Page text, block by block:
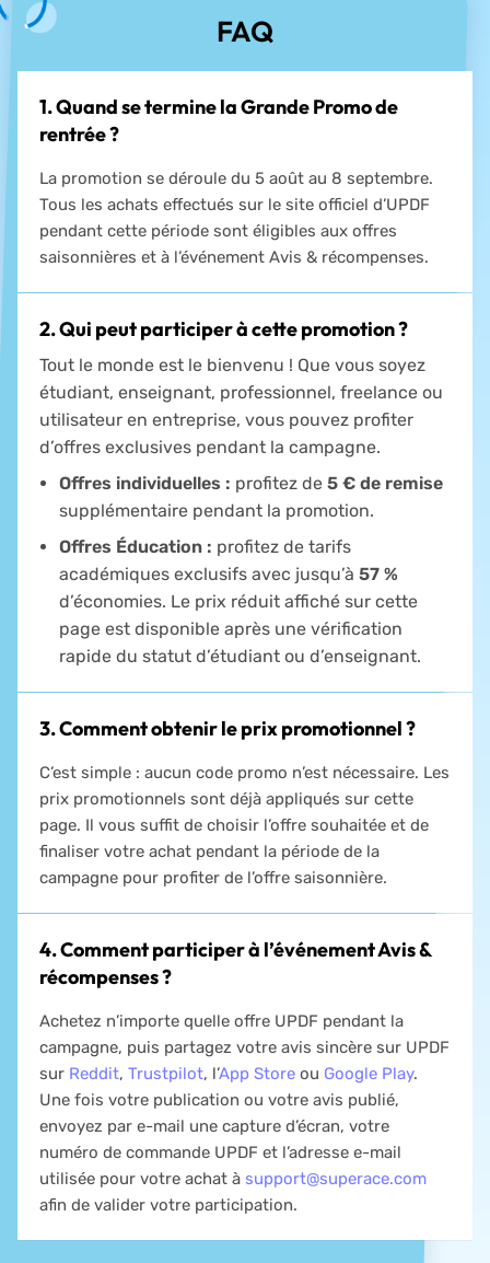
FAQ
1. Quand se termine la Grande Promo de
rentrée ?
La promotion se déroule du 5 août au 8 septembre.
Tous les achats effectués sur le site officiel d’UPDF
pendant cette période sont éligibles aux offres
saisonnières et à l’événement Avis & récompenses.
2. Qui peut participer à cette promotion ?
Tout le monde est le bienvenu ! Que vous soyez
étudiant, enseignant, professionnel, freelance ou
utilisateur en entreprise, vous pouvez profiter
d’offres exclusives pendant la campagne.
Offres individuelles : profitez de 5 € de remise
supplémentaire pendant la promotion.
Offres Éducation : profitez de tarifs
académiques exclusifs avec jusqu’à 57 %
d’économies. Le prix réduit affiché sur cette
page est disponible après une vérification
rapide du statut d’étudiant ou d’enseignant.
3. Comment obtenir le prix promotionnel ?
C’est simple : aucun code promo n’est nécessaire. Les
prix promotionnels sont déjà appliqués sur cette
page. Il vous suffit de choisir l’offre souhaitée et de
finaliser votre achat pendant la période de la
campagne pour profiter de l’offre saisonnière.
4. Comment participer à l’événement Avis &
récompenses ?
Achetez n’importe quelle offre UPDF pendant la
campagne, puis partagez votre avis sincère sur UPDF
sur Reddit, Trustpilot, l’App Store ou Google Play.
Une fois votre publication ou votre avis publié,
envoyez par e-mail une capture d’écran, votre
numéro de commande UPDF et l’adresse e-mail
utilisée pour votre achat à support@superace.com
afin de valider votre participation.